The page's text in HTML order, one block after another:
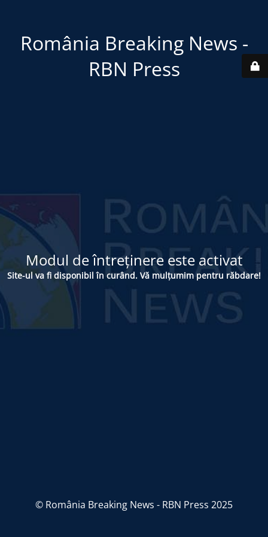
România Breaking News -
RBN Press
Modul de întreținere este activat
Site-ul va fi disponibil în curând. Vă mulțumim pentru răbdare!
© România Breaking News - RBN Press 2025